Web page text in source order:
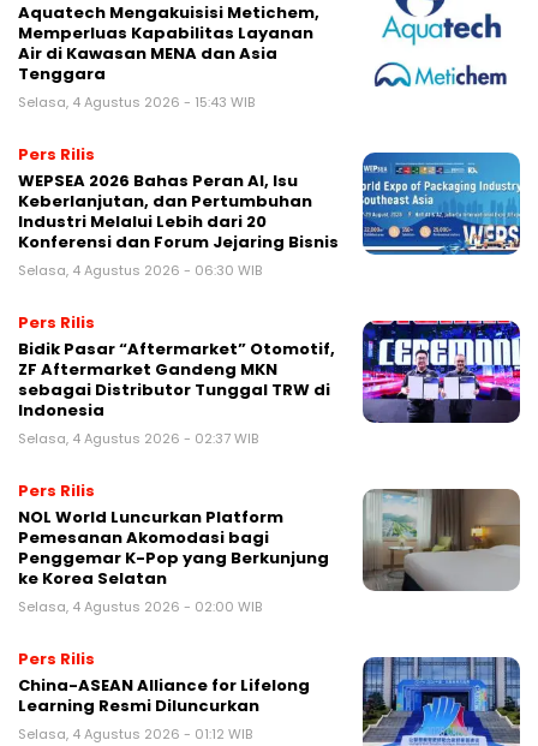
Aquatech Mengakuisisi Metichem,
Memperluas Kapabilitas Layanan
Air di Kawasan MENA dan Asia
Tenggara
Selasa, 4 Agustus 2026 - 15:43 WIB
Pers Rilis
WEPSEA 2026 Bahas Peran AI, Isu
Keberlanjutan, dan Pertumbuhan
Industri Melalui Lebih dari 20
Konferensi dan Forum Jejaring Bisnis
Selasa, 4 Agustus 2026 - 06:30 WIB
Pers Rilis
Bidik Pasar “Aftermarket” Otomotif,
ZF Aftermarket Gandeng MKN
sebagai Distributor Tunggal TRW di
Indonesia
Selasa, 4 Agustus 2026 - 02:37 WIB
Pers Rilis
NOL World Luncurkan Platform
Pemesanan Akomodasi bagi
Penggemar K-Pop yang Berkunjung
ke Korea Selatan
Selasa, 4 Agustus 2026 - 02:00 WIB
Pers Rilis
China-ASEAN Alliance for Lifelong
Learning Resmi Diluncurkan
Selasa, 4 Agustus 2026 - 01:12 WIB